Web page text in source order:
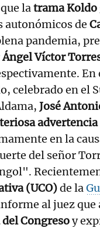
latrama Koldo
autonómicos de
pandemia,
Ángel Víctor
celebrado en el
José
advertencia
en la
del señor
(UCO)de la
al juez que
Congresoy